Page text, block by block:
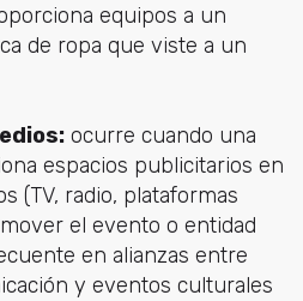
equipos a un
de ropa que viste a un
ocurre cuando una
espacios publicitarios en
(TV, radio, plataformas
el evento o entidad
en alianzas entre
y eventos culturales